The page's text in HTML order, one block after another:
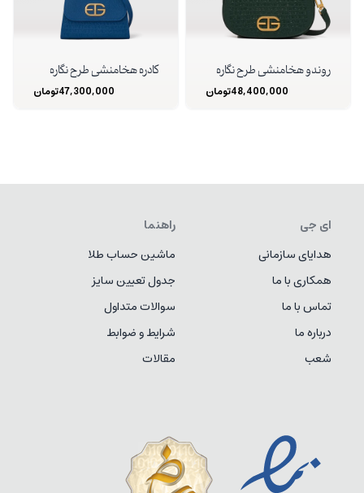
روندو هخامنشی طرح نگاره
48,400,000تومان
کادره هخامنشی طرح نگاره
47,300,000تومان
ای جی
هدایای سازمانی
همکاری با ما
تماس با ما
درباره ما
شعب
راهنما
ماشین حساب طلا
جدول تعیین سایز
سوالات متداول
شرایط و ضوابط
مقالات